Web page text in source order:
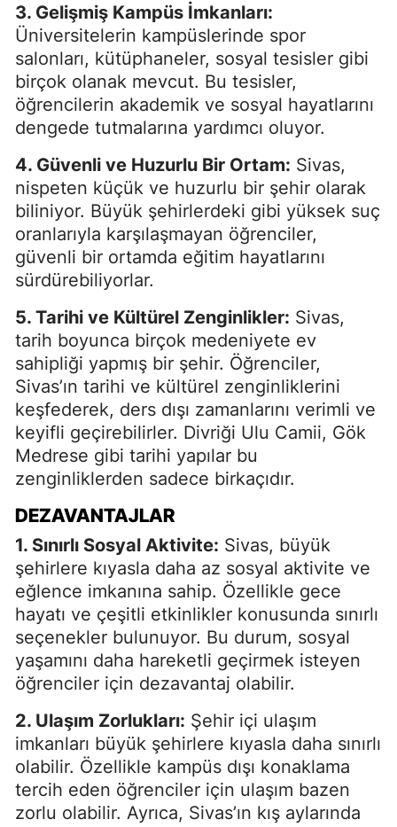
3. Gelişmiş Kampüs İmkanları:
Üniversitelerin kampüslerinde spor
salonları, kütüphaneler, sosyal tesisler gibi
birçok olanak mevcut. Bu tesisler,
öğrencilerin akademik ve sosyal hayatlarını
dengede tutmalarına yardımcı oluyor.
4. Güvenli ve Huzurlu Bir Ortam: Sivas,
nispeten küçük ve huzurlu bir şehir olarak
biliniyor. Büyük şehirlerdeki gibi yüksek suç
oranlarıyla karşılaşmayan öğrenciler,
güvenli bir ortamda eğitim hayatlarını
sürdürebiliyorlar.
5. Tarihi ve Kültürel Zenginlikler: Sivas,
tarih boyunca birçok medeniyete ev
sahipliği yapmış bir şehir. Öğrenciler,
Sivas’ın tarihi ve kültürel zenginliklerini
keşfederek, ders dışı zamanlarını verimli ve
keyifli geçirebilirler. Divriği Ulu Camii, Gök
Medrese gibi tarihi yapılar bu
zenginliklerden sadece birkaçıdır.
DEZAVANTAJLAR
1. Sınırlı Sosyal Aktivite: Sivas, büyük
şehirlere kıyasla daha az sosyal aktivite ve
eğlence imkanına sahip. Özellikle gece
hayatı ve çeşitli etkinlikler konusunda sınırlı
seçenekler bulunuyor. Bu durum, sosyal
yaşamını daha hareketli geçirmek isteyen
öğrenciler için dezavantaj olabilir.
2. Ulaşım Zorlukları: Şehir içi ulaşım
imkanları büyük şehirlere kıyasla daha sınırlı
olabilir. Özellikle kampüs dışı konaklama
tercih eden öğrenciler için ulaşım bazen
zorlu olabilir. Ayrıca, Sivas’ın kış aylarında